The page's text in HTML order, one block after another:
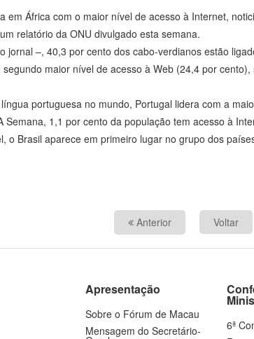
em África com o maior nível de acesso à Internet,
relatório da ONU divulgado esta semana.
jornal –, 40,3 por cento dos cabo-verdianos estão
maior nível de acesso à Web (24,4 por
portuguesa no mundo, Portugal lidera com a
1,1 por cento da população tem acesso à
o Brasil aparece em primeiro lugar no grupo dos
Anterior Voltar
Apresentação
Sobre o Fórum de Macau
Mensagem do Secretário-
6ª